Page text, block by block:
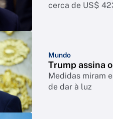
cerca de US$
Mundo
Trump assina
Medidas miram
de dar à luz